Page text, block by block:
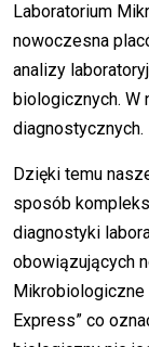
Laboratorium
nowoczesna
analizy
biologicznych. W
diagnostycznych.
Dzięki temu
sposób
diagnostyki
obowiązujących
Mikrobiologiczne
Express” co